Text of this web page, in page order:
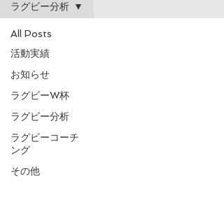
All Posts
活動実績
お知らせ
ラグビーW杯
ラグビー分析
ラグビーコーチ
ング
その他
ラグビー分析